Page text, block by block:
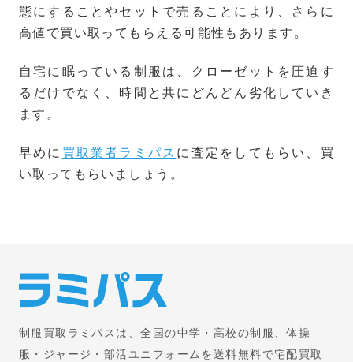
態にすることやセットで売ることにより、さらに
高値で買い取ってもらえる可能性もあります。
自宅に眠っている制服は、クローゼットを圧迫す
るだけでなく、時間と共にどんどん劣化していき
ます。
早めに 買取業者ラミパス に査定をしてもらい、買
い取ってもらいましょう。
制服買取ラミパスは、全国の中学・高校の制服、体操
服・ジャージ・部活ユニフォームを送料無料で宅配買取